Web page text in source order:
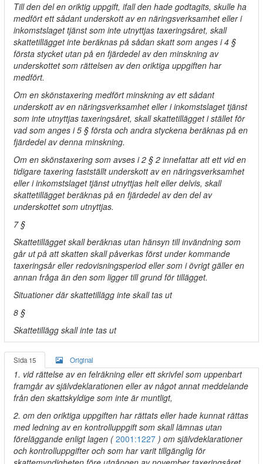
Till den del en oriktig uppgift, ifall den hade godtagits, skulle ha
medfört ett sådant underskott av en näringsverksamhet eller i
inkomstslaget tjänst som inte utnyttjas taxeringsåret, skall
skattetillägget inte beräknas på sådan skatt som anges i 4 §
första stycket utan på en fjärdedel av den minskning av
underskottet som rättelsen av den oriktiga uppgiften har
medfört.
Om en skönstaxering medfört minskning av ett sådant
underskott av en näringsverksamhet eller i inkomstslaget tjänst
som inte utnyttjas taxeringsåret, skall skattetillägget i stället för
vad som anges i 5 § första och andra styckena beräknas på en
fjärdedel av denna minskning.
Om en skönstaxering som avses i 2 § 2 innefattar att ett vid en
tidigare taxering fastställt underskott av en näringsverksamhet
eller i inkomstslaget tjänst utnyttjas helt eller delvis, skall
skattetillägget beräknas på en fjärdedel av den del av
underskottet som utnyttjas.
7 §
Skattetillägget skall beräknas utan hänsyn till invändning som
går ut på att skatten skall påverkas först under kommande
taxeringsår eller redovisningsperiod eller som i övrigt gäller en
annan fråga än den som ligger till grund för tillägget.
Situationer där skattetillägg inte skall tas ut
8 §
Skattetillägg skall inte tas ut
Sida 15 Original
1. vid rättelse av en felräkning eller ett skrivfel som uppenbart
framgår av självdeklarationen eller av något annat meddelande
från den skattskyldige som inte är muntligt,
2. om den oriktiga uppgiften har rättats eller hade kunnat rättas
med ledning av en kontrolluppgift som skall lämnas utan
föreläggande enligt lagen ( 2001:1227 ) om självdeklarationer
och kontrolluppgifter och som har varit tillgänglig för